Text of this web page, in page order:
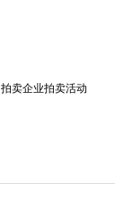
拍卖企业拍卖活动